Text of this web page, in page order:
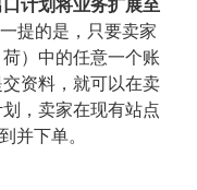
计划将业务扩展至
提的是，只要卖家
）中的任意一个账
资料，就可以在卖
，卖家在现有站点
并下单。